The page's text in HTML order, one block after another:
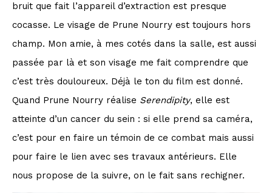
bruit que fait l’appareil d’extraction est presque
cocasse. Le visage de Prune Nourry est toujours hors
champ. Mon amie, à mes cotés dans la salle, est aussi
passée par là et son visage me fait comprendre que
c’est très douloureux. Déjà le ton du film est donné.
Quand Prune Nourry réalise Serendipity, elle est
atteinte d’un cancer du sein : si elle prend sa caméra,
c’est pour en faire un témoin de ce combat mais aussi
pour faire le lien avec ses travaux antérieurs. Elle
nous propose de la suivre, on le fait sans rechigner.